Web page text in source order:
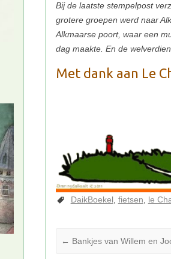
Bij de laatste stempelpost
grotere groepen werd naar
Alkmaarse poort, waar een
dag maakte. En de
DaikBoekel fietsen le
← Bankjes van Willem en